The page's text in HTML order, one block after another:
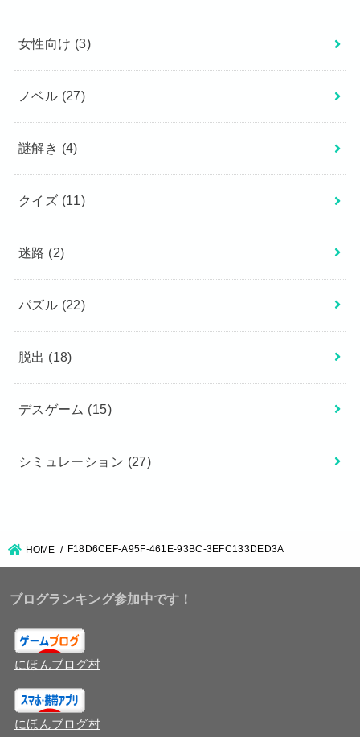
女性向け (3)
ノベル (27)
謎解き (4)
クイズ (11)
迷路 (2)
パズル (22)
脱出 (18)
デスゲーム (15)
シミュレーション (27)
HOME F18D6CEF-A95F-461E-93BC-3EFC133DED3A
ブログランキング参加中です！
にほんブログ村
にほんブログ村